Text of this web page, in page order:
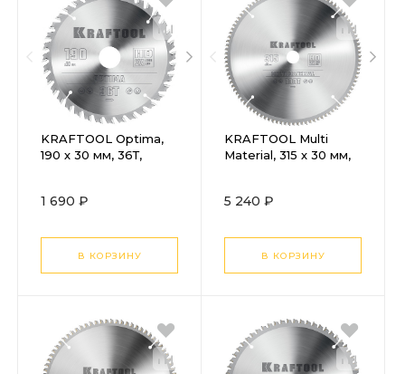
KRAFTOOL Optima,
190 х 30 мм, 36Т,
30)
1 690 ₽
В КОРЗИНУ
KRAFTOOL Multi
Material, 315 х 30 мм,
315-30)
5 240 ₽
В КОРЗИНУ